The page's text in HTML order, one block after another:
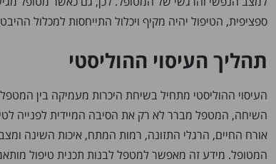
ספציפית, הטיפול יהיה מקיף ויכלול התייחסות למכלול
תהליך העיסוי ההוליסטי
העיסוי ההוליסטי מתחיל בשיחת היכרות מעמיקה בין
השיחה, המטפל מברר לא רק את הסיבה המיידית לפנייה
אורח החיים, הרגלי התזונה, רמות המתח, איכות השינה
המטופל. מידע זה מאפשר למטפל לבנות תכנית טיפול